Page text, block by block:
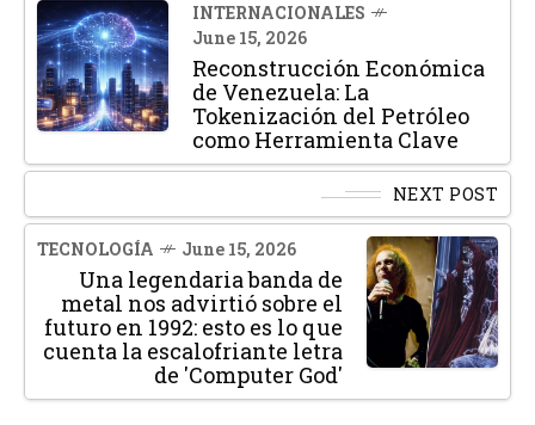
INTERNACIONALES
June 15, 2026
Reconstrucción Económica
de Venezuela: La
Tokenización del Petróleo
como Herramienta Clave
NEXT POST
TECNOLOGÍA June 15, 2026
Una legendaria banda de
metal nos advirtió sobre el
futuro en 1992: esto es lo que
cuenta la escalofriante letra
de 'Computer God'